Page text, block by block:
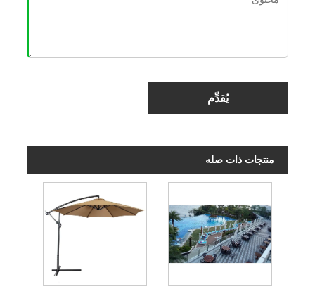
يُقدِّم
منتجات ذات صله